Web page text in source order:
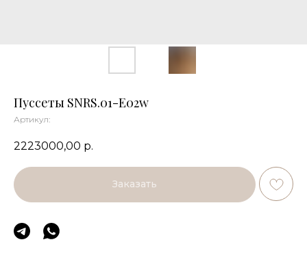
Пуссеты SNRS.01-E02w
Артикул:
2223000,00 р.
Заказать